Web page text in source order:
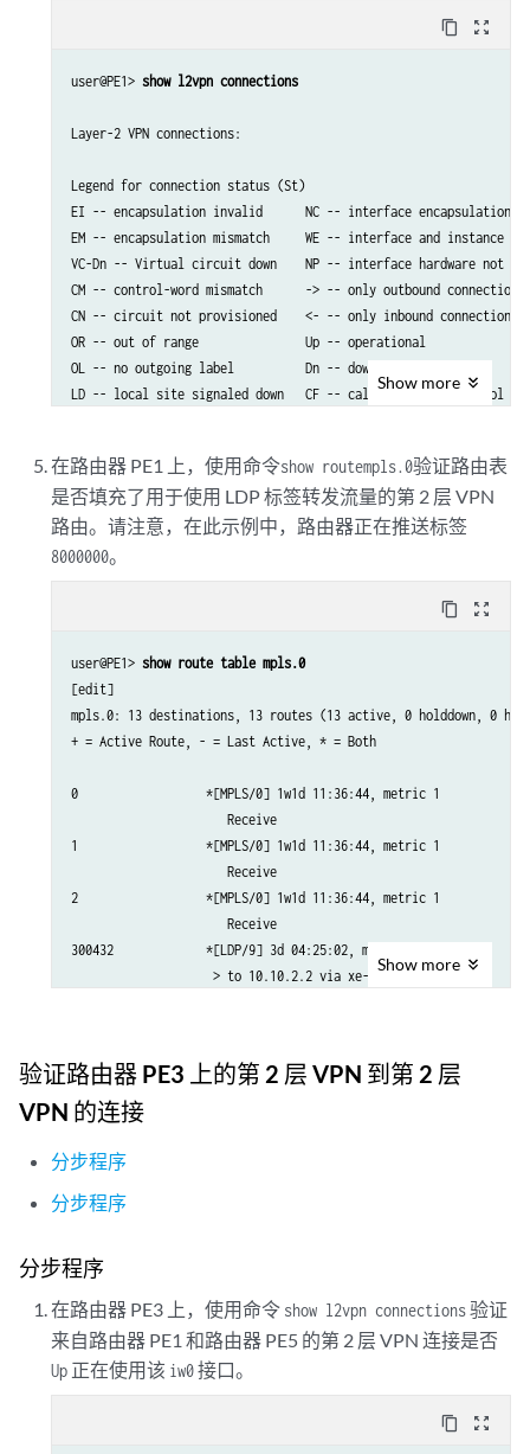
content_copy zoom_out_map
user@PE1> show l2vpn connections
Layer-2 VPN connections:
Legend for connection status (St)
EI -- encapsulation invalid      NC -- interface encapsulation not
EM -- encapsulation mismatch     WE -- interface and instance
VC-Dn -- Virtual circuit down    NP -- interface hardware not
CM -- control-word mismatch      -> -- only outbound connection
CN -- circuit not provisioned    <- -- only inbound connection
OR -- out of range               Up -- operational
OL -- no outgoing label          Dn --
LD -- local site signaled down   CF -- call admission
RN -- remote site not designated RM -- remote site ID not
XX -- unknown connection status  IL -- no incoming label
MM -- MTU mismatch               MI -- Mesh-Group ID not
BK -- Backup connection          ST -- Standby connection
Up -- operational
Dn -- down
Instance: L2VPN
connection-site           Type  St     Time last up
    3                         rmt
      Remote PE: 192.0.2.3, Negotiated control-word: Yes (Null)
      Incoming label: 800000, Outgoing label: 800000
Local interface: ge-1/0/0.0, Status: Up, Encapsulation:
    5                         rmt   OR
Show more
在路由器 PE1 上，使用命令show routempls.0验证路由表
是否填充了用于使用 LDP 标签转发流量的第 2 层 VPN
路由。请注意，在此示例中，路由器正在推送标签
8000000。
content_copy zoom_out_map
user@PE1> show route table mpls.0
[edit]
mpls.0: 13 destinations, 13 routes (13 active, 0 holddown, 0
+ = Active Route, - = Last Active, * = Both
0                  *[MPLS/0] 1w1d 11:36:44, metric 1
                      Receive
1                  *[MPLS/0] 1w1d 11:36:44, metric 1
                      Receive
2                  *[MPLS/0] 1w1d 11:36:44, metric 1
                      Receive
300432             *[LDP/9] 3d 04:25:02, metric 1
                    > to 10.10.2.2 via xe-0/1/0.0, Pop
                    > to 10.10.3.2 via xe-0/2/0.0, Pop
300768(S=0)        *[LDP/9] 3d 04:25:02, metric 1
300912             *[LDP/9] 3d 04:25:02, metric 1
301264             *[LDP/9] 3d 04:24:58, metric 1
301312             *[LDP/9] 3d 04:25:01, metric 1
301312(S=0)        *[LDP/9] 3d 04:25:01, metric 1
800000             *[L2VPN/7] 01:25:28
                    > via ge-1/0/0.0, Pop       Offset: 4
Show more
验证路由器 PE3 上的第 2 层 VPN 到第 2 层
VPN 的连接
分步程序
分步程序
分步程序
在路由器 PE3 上，使用命令 show l2vpn connections验证
来自路由器 PE1 和路由器 PE5 的第 2 层 VPN 连接是否
Up 正在使用该 iw0接口。
content_copy zoom_out_map